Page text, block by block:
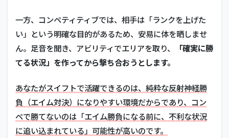
う
ま
と
め
一方、コンペティティブでは、相手は「ランクを上げた
い」という明確な目的があるため、安易に体を晒しませ
ん。足音を聞き、アビリティでエリアを取り、
「確実に勝
てる状況」を作ってから撃ち合おうとします。
あなたがスイフトで活躍できるのは、純粋な反射神経勝
負（エイム対決）になりやすい環境だからであり、コン
ペで勝てないのは「エイム勝負になる前に、不利な状況
に追い込まれている」可能性が高いのです。